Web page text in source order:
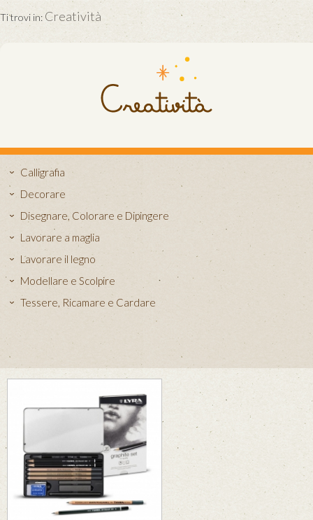
Ti trovi in: Creatività
Calligrafia
Decorare
Disegnare, Colorare e Dipingere
Lavorare a maglia
Lavorare il legno
Modellare e Scolpire
Tessere, Ricamare e Cardare